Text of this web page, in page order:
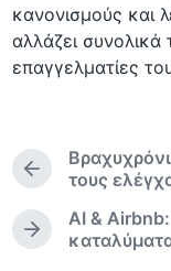
κανονισμούς και
αλλάζει συνολικά
επαγγελματίες
Π
ο
η
τους
Ε
AI & Airbnb: